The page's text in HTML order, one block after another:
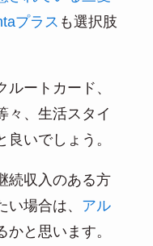
プラス も選択肢
ルートカード、
々、生活スタイ
いでしょう。
続収入のある方
場合は、 アル
かと思います。